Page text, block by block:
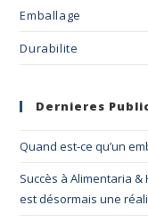
Emballage
Durabilite
Dernieres
Quand est-ce qu’un
Succès à Alimentaria &
est désormais une